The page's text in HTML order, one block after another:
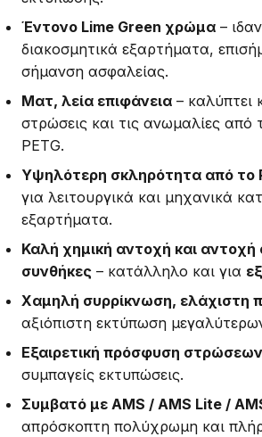
Έντονο Lime Green χρώμα –
διακοσμητικά εξαρτήματα,
σήμανση ασφαλείας.
Ματ, λεία επιφάνεια – καλύπτει
στρώσεις και τις ανωμαλίες από
PETG.
Υψηλότερη σκληρότητα από το
για λειτουργικά και μηχανικά
εξαρτήματα.
Καλή χημική αντοχή και αντοχή
συνθήκες – κατάλληλο και για
Χαμηλή συρρίκνωση, ελάχιστη
αξιόπιστη εκτύπωση
Εξαιρετική πρόσφυση στρώσεων
συμπαγείς εκτυπώσεις.
Συμβατό με AMS / AMS Lite /
απρόσκοπτη πολύχρωμη και